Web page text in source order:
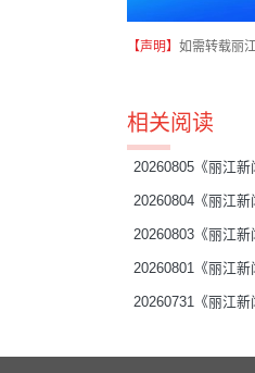
【声明】 如需转载丽
相关阅读
20260805《丽江新
20260804《丽江新
20260803《丽江新
20260801《丽江新
20260731《丽江新